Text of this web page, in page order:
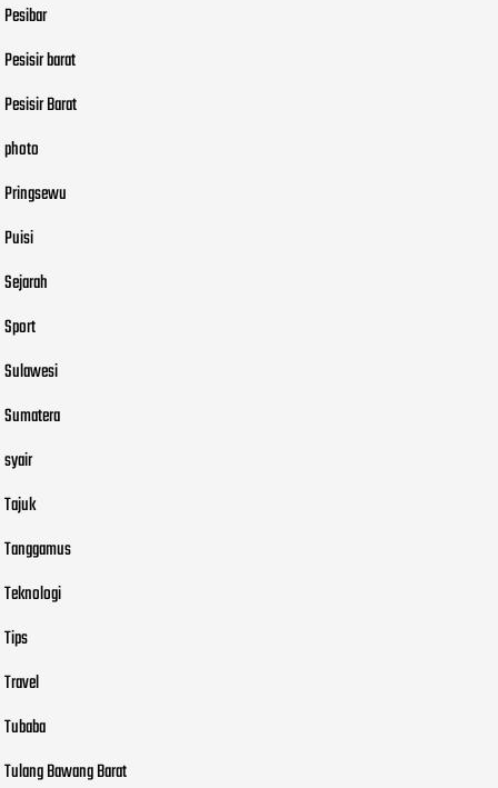
Pesibar
Pesisir barat
Pesisir Barat
photo
Pringsewu
Puisi
Sejarah
Sport
Sulawesi
Sumatera
syair
Tajuk
Tanggamus
Teknologi
Tips
Travel
Tubaba
Tulang Bawang Barat